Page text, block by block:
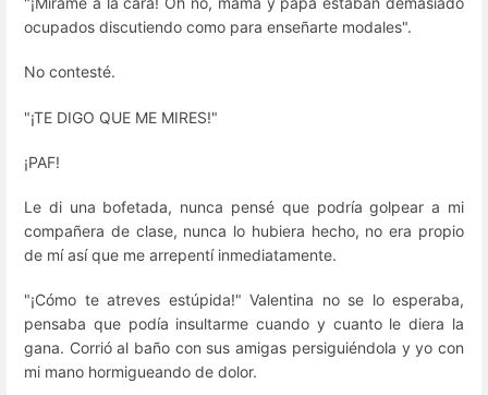
ocupados discutiendo como para enseñarte modales".
No contesté.
"¡TE DIGO QUE ME MIRES!"
¡PAF!
Le di una bofetada, nunca pensé que podría golpear a mi
compañera de clase, nunca lo hubiera hecho, no era propio
de mí así que me arrepentí inmediatamente.
"¡Cómo te atreves estúpida!" Valentina no se lo esperaba,
pensaba que podía insultarme cuando y cuanto le diera la
gana. Corrió al baño con sus amigas persiguiéndola y yo con
mi mano hormigueando de dolor.